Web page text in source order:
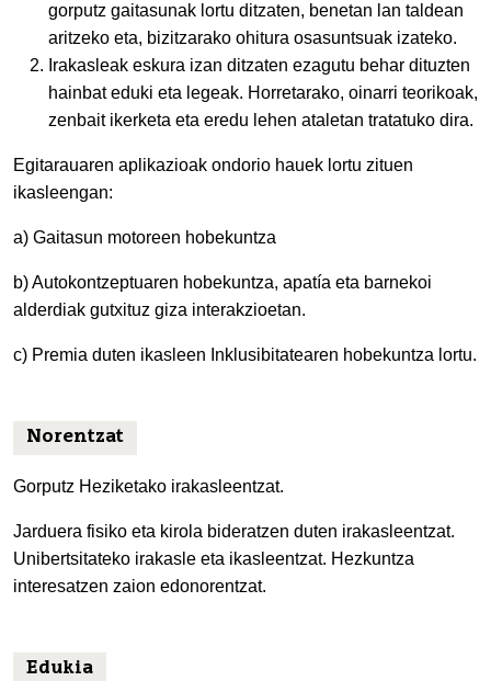
gorputz gaitasunak lortu ditzaten, benetan lan taldean
aritzeko eta, bizitzarako ohitura osasuntsuak izateko.
Irakasleak eskura izan ditzaten ezagutu behar dituzten
hainbat eduki eta legeak. Horretarako, oinarri teorikoak,
zenbait ikerketa eta eredu lehen ataletan tratatuko dira.
Egitarauaren aplikazioak ondorio hauek lortu zituen
ikasleengan:
a) Gaitasun motoreen hobekuntza
b) Autokontzeptuaren hobekuntza, apatía eta barnekoi
alderdiak gutxituz giza interakzioetan.
c) Premia duten ikasleen Inklusibitatearen hobekuntza lortu.
Norentzat
Gorputz Heziketako irakasleentzat.
Jarduera fisiko eta kirola bideratzen duten irakasleentzat.
Unibertsitateko irakasle eta ikasleentzat. Hezkuntza
interesatzen zaion edonorentzat.
Edukia